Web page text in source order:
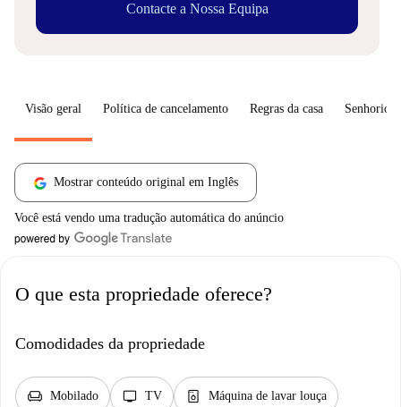
Contacte a Nossa Equipa
Visão geral Política de cancelamento Regras da casa Senhorio
Mostrar conteúdo original em Inglês
Você está vendo uma tradução automática do anúncio
O que esta propriedade oferece?
Comodidades da propriedade
chair Mobilado tv TV dishwasher_gen Máquina de lavar louça